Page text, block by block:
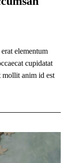
elementum
cupidatat
mollit anim id est